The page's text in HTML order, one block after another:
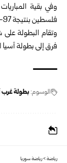
فلسطين بنتيجة 97-87.‏
فرق إلى بطولة آسيا
الوسوم:بطولة غرب
رياضة>رياضة سوريا